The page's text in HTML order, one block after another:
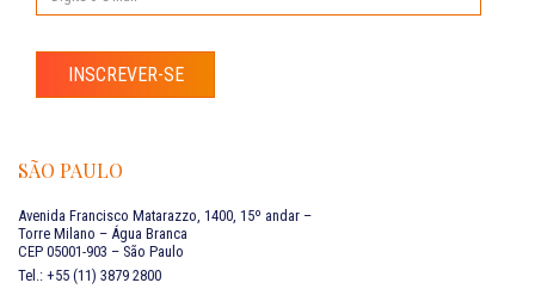
INSCREVER-SE
SÃO PAULO
Avenida Francisco Matarazzo, 1400, 15º andar –
Torre Milano – Água Branca
CEP 05001-903 – São Paulo
Tel.: +55 (11) 3879 2800